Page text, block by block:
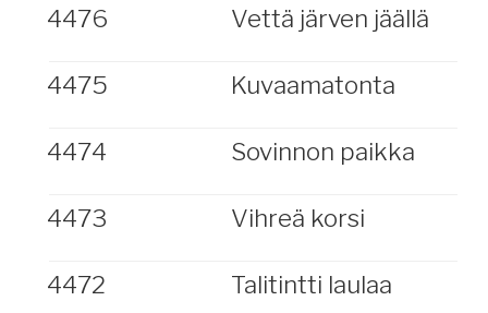
4476 Vettä järven jäällä
4475 Kuvaamatonta
4474 Sovinnon paikka
4473 Vihreä korsi
4472 Talitintti laulaa